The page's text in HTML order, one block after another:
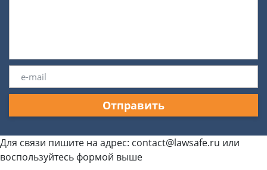
Отправить
Для связи пишите на адрес: contact@lawsafe.ru или
воспользуйтесь формой выше